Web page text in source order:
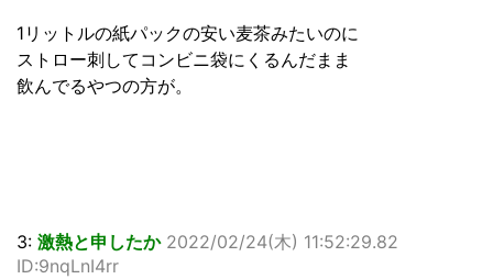
1リットルの紙パックの安い麦茶みたいのに
ストロー刺してコンビニ袋にくるんだまま
飲んでるやつの方が。
3: 激熱と申したか 2022/02/24(木) 11:52:29.82
ID:9nqLnI4rr